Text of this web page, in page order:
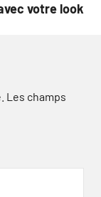
votre look
Les champs